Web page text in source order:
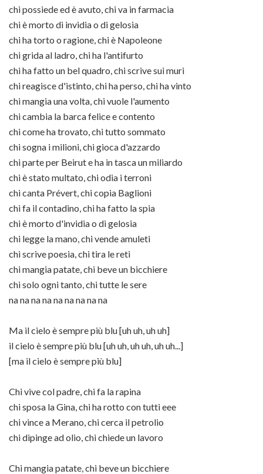
chi possiede ed è avuto, chi va in farmacia
chi è morto di invidia o di gelosia
chi ha torto o ragione, chi è Napoleone
chi grida al ladro, chi ha l'antifurto
chi ha fatto un bel quadro, chi scrive sui muri
chi reagisce d'istinto, chi ha perso, chi ha vinto
chi mangia una volta, chi vuole l'aumento
chi cambia la barca felice e contento
chi come ha trovato, chi tutto sommato
chi sogna i milioni, chi gioca d'azzardo
chi parte per Beirut e ha in tasca un miliardo
chi è stato multato, chi odia i terroni
chi canta Prévert, chi copia Baglioni
chi fa il contadino, chi ha fatto la spia
chi è morto d'invidia o di gelosia
chi legge la mano, chi vende amuleti
chi scrive poesia, chi tira le reti
chi mangia patate, chi beve un bicchiere
chi solo ogni tanto, chi tutte le sere
na na na na na na na na na
Ma il cielo è sempre più blu [uh uh, uh uh]
il cielo è sempre più blu [uh uh, uh uh, uh uh...]
[ma il cielo è sempre più blu]
Chi vive col padre, chi fa la rapina
chi sposa la Gina, chi ha rotto con tutti eee
chi vince a Merano, chi cerca il petrolio
chi dipinge ad olio, chi chiede un lavoro
Chi mangia patate, chi beve un bicchiere